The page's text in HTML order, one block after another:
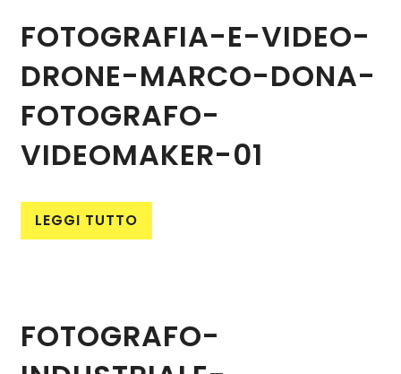
FOTOGRAFIA-E-VIDEO-
DRONE-MARCO-DONA-
FOTOGRAFO-
VIDEOMAKER-01
LEGGI TUTTO
FOTOGRAFO-